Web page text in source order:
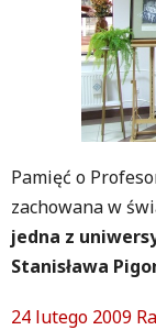
Pamięć o
zachowana w
jedna z
Stanisława
24 lutego 2009